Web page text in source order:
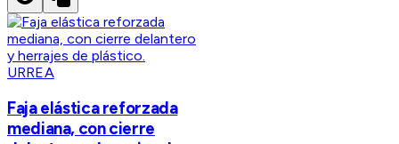
URREA
Faja elástica reforzada
mediana, con cierre